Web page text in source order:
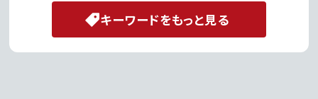
キーワードをもっと見る